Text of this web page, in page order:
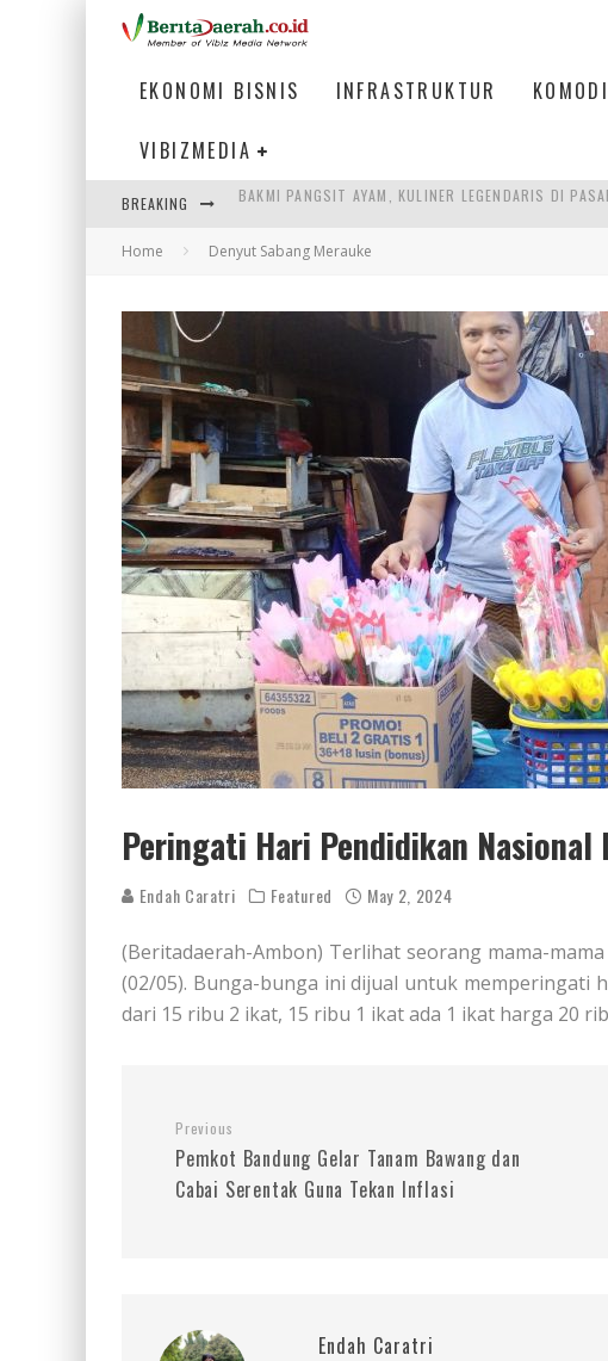
EKONOMI BISNIS INFRASTRUKTUR
VIBIZMEDIA
BREAKING KETIKA INSTITUSI MENENTUKAN MASA DEPAN
PERTUNJUKAN AIR MANCUR SPEKTAKULER DI PIK 2,
BAKMI PANGSIT AYAM, KULINER LEGENDARIS DI
Home Denyut Sabang Merauke
Peringati Hari Pendidikan Nasional
Endah Caratri Featured May 2, 2024
(Beritadaerah-Ambon) Terlihat seorang mama-
(02/05). Bunga-bunga ini dijual untuk memperingati
dari 15 ribu 2 ikat, 15 ribu 1 ikat ada 1 ikat harga 20
Previous
Pemkot Bandung Gelar Tanam Bawang dan
Cabai Serentak Guna Tekan Inflasi
Endah Caratri